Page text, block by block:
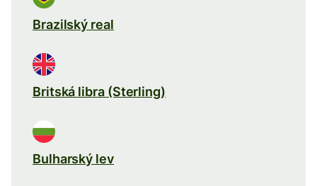
Brazilský real
Britská libra (Sterling)
Bulharský lev